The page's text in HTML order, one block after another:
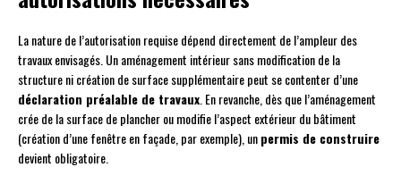
La nature de l’autorisation requise dépend directement de l’ampleur des
travaux envisagés. Un aménagement intérieur sans modification de la
structure ni création de surface supplémentaire peut se contenter d’une
déclaration préalable de travaux . En revanche, dès que l’aménagement
crée de la surface de plancher ou modifie l’aspect extérieur du bâtiment
(création d’une fenêtre en façade, par exemple), unpermis de construire
devient obligatoire.